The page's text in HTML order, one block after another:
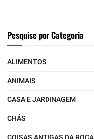
Pesquise por Categoria
ALIMENTOS
ANIMAIS
CASA E JARDINAGEM
CHÁS